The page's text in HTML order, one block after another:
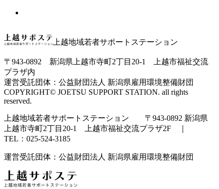
上越地域若者サポートステーション
〒943-0892 新潟県上越市寺町2丁目20-1 上越市福祉交流
プラザ内
運営受託団体：公益財団法人 新潟県雇用環境整備財団
COPYRIGHT© JOETSU SUPPORT STATION. all rights
reserved.
上越地域若者サポートステーション 〒943-0892 新潟県
上越市寺町2丁目20-1 上越市福祉交流プラザ2F ｜
TEL：025-524-3185
運営受託団体：公益財団法人 新潟県雇用環境整備財団